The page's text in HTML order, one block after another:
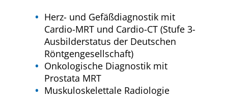
Herz- und Gefäßdiagnostik mit
Cardio-MRT und Cardio-CT (Stufe 3-
Ausbilderstatus der Deutschen
Röntgengesellschaft)
Onkologische Diagnostik mit
Prostata MRT
Muskuloskelettale Radiologie